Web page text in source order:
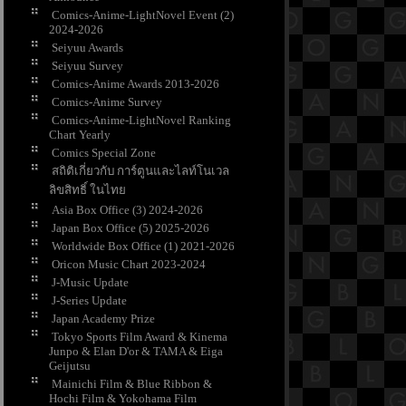
Comics-Anime-LightNovel Event (2)
2024-2026
Seiyuu Awards
Seiyuu Survey
Comics-Anime Awards 2013-2026
Comics-Anime Survey
Comics-Anime-LightNovel Ranking
Chart Yearly
Comics Special Zone
สถิติเกี่ยวกับ การ์ตูนและไลท์โนเวล
ลิขสิทธิ์ ในไท
Asia Box Office (3) 2024-2026
Japan Box Office (5) 2025-2026
Worldwide Box Office (1) 2021-2026
Oricon Music Chart 2023-2024
J-Music Update
J-Series Update
Japan Academy Prize
Tokyo Sports Film Award & Kinema
Junpo & Elan D'or & TAMA & Eiga
Geijutsu
Mainichi Film & Blue Ribbon &
Hochi Film & Yokohama Film